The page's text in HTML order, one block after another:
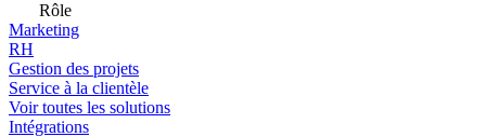
Rôle
Marketing
RH
Gestion des projets
Service à la clientèle
Voir toutes les solutions
Intégrations